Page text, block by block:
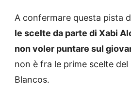
A confermare questa pista
le scelte da parte di Xabi
non voler puntare sul
non è fra le prime scelte
Blancos.